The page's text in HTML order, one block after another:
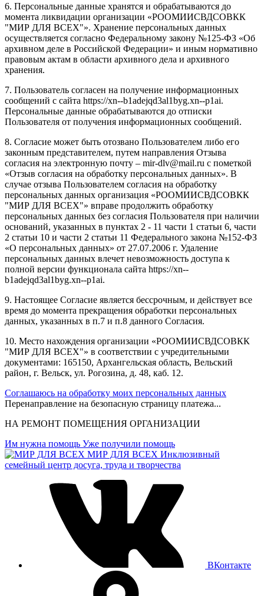
6. Персональные данные хранятся и обрабатываются до
момента ликвидации организации «РООМИИСВДСОВКК
"МИР ДЛЯ ВСЕХ"». Хранение персональных данных
осуществляется согласно Федеральному закону №125-ФЗ «Об
архивном деле в Российской Федерации» и иным нормативно
правовым актам в области архивного дела и архивного
хранения.
7. Пользователь согласен на получение информационных
сообщений с сайта https://xn--b1adejqd3al1byg.xn--p1ai.
Персональные данные обрабатываются до отписки
Пользователя от получения информационных сообщений.
8. Согласие может быть отозвано Пользователем либо его
законным представителем, путем направления Отзыва
согласия на электронную почту – mir-dlv@mail.ru с пометкой
«Отзыв согласия на обработку персональных данных». В
случае отзыва Пользователем согласия на обработку
персональных данных организация «РООМИИСВДСОВКК
"МИР ДЛЯ ВСЕХ"» вправе продолжить обработку
персональных данных без согласия Пользователя при наличии
оснований, указанных в пунктах 2 - 11 части 1 статьи 6, части
2 статьи 10 и части 2 статьи 11 Федерального закона №152-ФЗ
«О персональных данных» от 27.07.2006 г. Удаление
персональных данных влечет невозможность доступа к
полной версии функционала сайта https://xn--
b1adejqd3al1byg.xn--p1ai.
9. Настоящее Согласие является бессрочным, и действует все
время до момента прекращения обработки персональных
данных, указанных в п.7 и п.8 данного Согласия.
10. Место нахождения организации «РООМИИСВДСОВКК
"МИР ДЛЯ ВСЕХ"» в соответствии с учредительными
документами: 165150, Архангельская область, Вельский
район, г. Вельск, ул. Рогозина, д. 48, каб. 12.
Соглашаюсь на обработку моих персональных данных
Перенаправление на безопасную страницу платежа...
НА РЕМОНТ ПОМЕЩЕНИЯ ОРГАНИЗАЦИИ
Им нужна помощь Уже получили помощь
МИР ДЛЯ ВСЕХ Инклюзивный
семейный центр досуга, труда и творчества
ВКонтакте